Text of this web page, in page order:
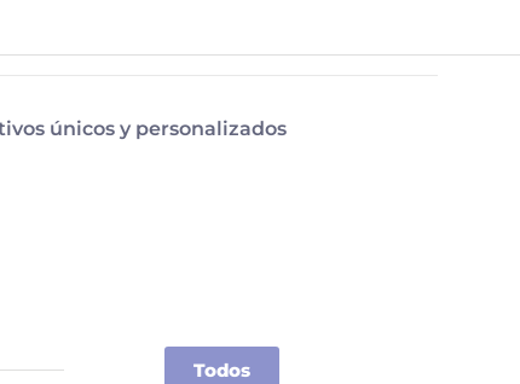
únicos y personalizados
Todos